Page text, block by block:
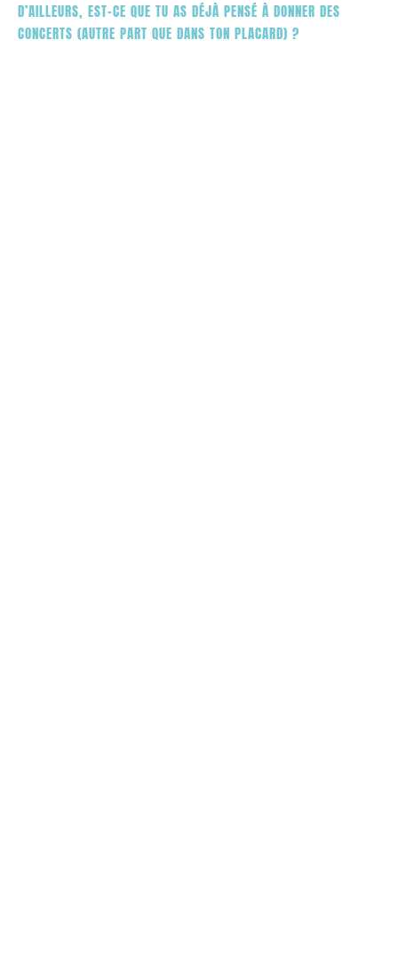
D’AILLEURS, EST-CE QUE TU AS DÉJÀ PENSÉ À DONNER DES
CONCERTS (AUTRE PART QUE DANS TON PLACARD) ?